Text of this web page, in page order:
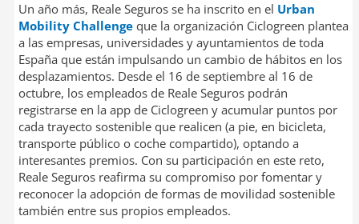
Un año más, Reale Seguros se ha inscrito en el Urban
Mobility Challengeque la organización Ciclogreen plantea
a las empresas, universidades y ayuntamientos de toda
España que están impulsando un cambio de hábitos en los
desplazamientos. Desde el 16 de septiembre al 16 de
octubre, los empleados de Reale Seguros podrán
registrarse en la app de Ciclogreen y acumular puntos por
cada trayecto sostenible que realicen (a pie, en bicicleta,
transporte público o coche compartido), optando a
interesantes premios. Con su participación en este reto,
Reale Seguros reafirma su compromiso por fomentar y
reconocer la adopción de formas de movilidad sostenible
también entre sus propios empleados.